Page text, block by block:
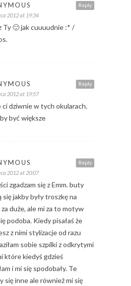
Reply
2012 at 19:34
Ty 🙂 jak cuuuudnie :* /
Reply
2012 at 19:57
dziwnie w tych okularach.
być większe
Reply
2012 at 20:07
zgadzam się z Emm. buty
się jakby były troszkę na
duże, ale mi za to motyw
podoba. Kiedy pisałaś że
z nimi stylizacje od razu
sobie szpilki z odkrytymi
które kiedyś gdzieś
i mi się spodobały. Te
się inne ale również mi się